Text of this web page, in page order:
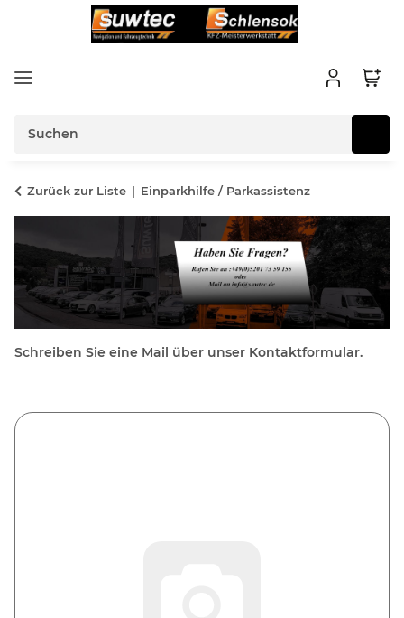
Zurück zur Liste Einparkhilfe / Parkassistenz
Schreiben Sie eine Mail über unser Kontaktformular.